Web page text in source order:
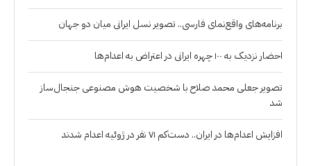
برنامه‌های واقع‌نمای فارسی.. تصویر نسل ایرانی میان دو جهان
احضار نزدیک به ۱۰۰ چهره ایرانی در اعتراض به اعدام‌ها
تصویر جعلی محمد صلاح با شخصیت هوش مصنوعی جنجال‌ساز
شد
افزایش اعدام‌ها در ایران.. دست‌کم ۷۱ نفر در ژوئیه اعدام شدند